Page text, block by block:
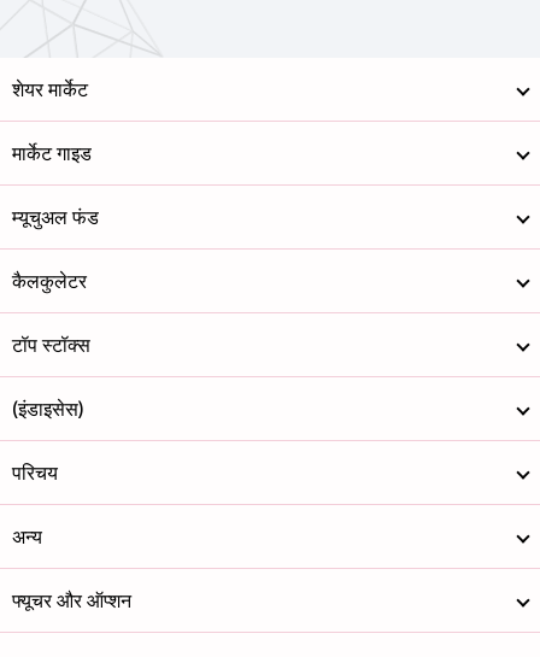
शेयर मार्केट
मार्केट गाइड
म्यूचुअल फंड
कैलकुलेटर
टॉप स्टॉक्स
(इंडाइसेस)
परिचय
अन्य
फ्यूचर और ऑप्शन